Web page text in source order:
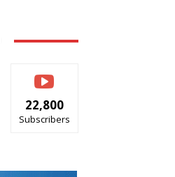
22,800
Subscribers